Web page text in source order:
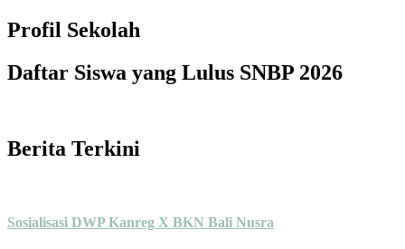
Profil Sekolah
Daftar Siswa yang Lulus SNBP 2026
Berita Terkini
Sosialisasi DWP Kanreg X BKN Bali Nusra